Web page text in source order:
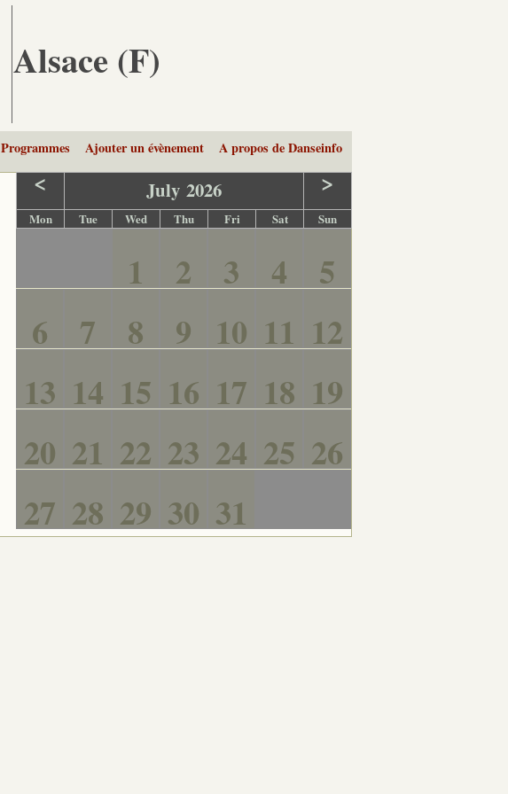
Alsace (F)
Programmes Ajouter un évènement A propos de Danseinfo
< July 2026 >
Mon Tue Wed Thu Fri Sat Sun
1 2 3 4
5
6
7 8 9 10 11 12
13 14 15 16 17 18 19
20 21 22 23 24 25 26
27 28 29 30 31